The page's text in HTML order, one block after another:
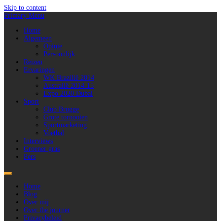
Skip to content
Primary Menu
Home
Algemeen
Opinie
Persoonlijk
Reizen
Ervaringen
WK Brazilië 2014
Australië 2014-15
Expo 2020 Dubai
Sport
Club Brugge
Grote tornooien
Sportmarketing
Voetbal
Interviews
Groener gras
Pers
Home
Blog
Over mij
Over the journer
Privacybeleid